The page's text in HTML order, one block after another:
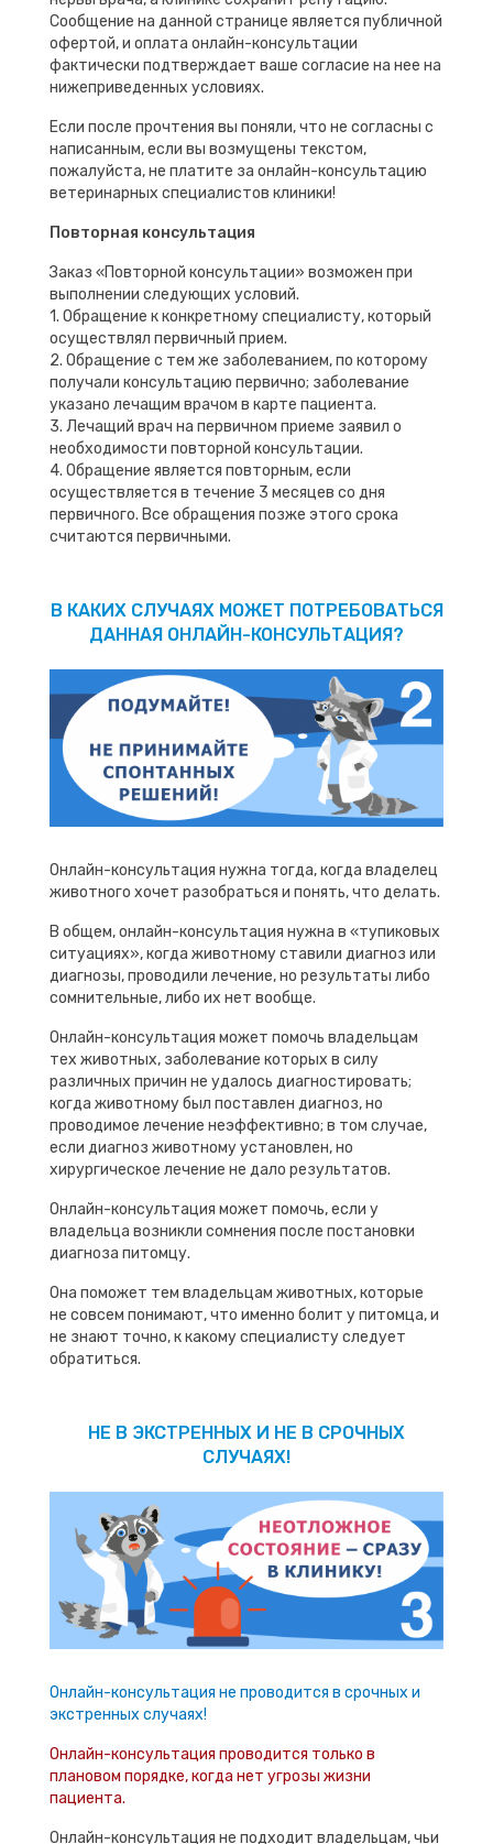
Сообщение на данной странице является публичной
офертой, и оплата онлайн-консультации
фактически подтверждает ваше согласие на нее на
нижеприведенных условиях.
Если после прочтения вы поняли, что не согласны с
написанным, если вы возмущены текстом,
пожалуйста, не платите за онлайн-консультацию
ветеринарных специалистов клиники!
Повторная консультация
Заказ «Повторной консультации» возможен при
выполнении следующих условий.
1. Обращение к конкретному специалисту, который
осуществлял первичный прием.
2. Обращение с тем же заболеванием, по которому
получали консультацию первично; заболевание
указано лечащим врачом в карте пациента.
3. Лечащий врач на первичном приеме заявил о
необходимости повторной консультации.
4. Обращение является повторным, если
осуществляется в течение 3 месяцев со дня
первичного. Все обращения позже этого срока
считаются первичными.
В КАКИХ СЛУЧАЯХ МОЖЕТ ПОТРЕБОВАТЬСЯ
ДАННАЯ ОНЛАЙН-КОНСУЛЬТАЦИЯ?
Онлайн-консультация нужна тогда, когда владелец
животного хочет разобраться и понять, что делать.
В общем, онлайн-консультация нужна в «тупиковых
ситуациях», когда животному ставили диагноз или
диагнозы, проводили лечение, но результаты либо
сомнительные, либо их нет вообще.
Онлайн-консультация может помочь владельцам
тех животных, заболевание которых в силу
различных причин не удалось диагностировать;
когда животному был поставлен диагноз, но
проводимое лечение неэффективно; в том случае,
если диагноз животному установлен, но
хирургическое лечение не дало результатов.
Онлайн-консультация может помочь, если у
владельца возникли сомнения после постановки
диагноза питомцу.
Она поможет тем владельцам животных, которые
не совсем понимают, что именно болит у питомца, и
не знают точно, к какому специалисту следует
обратиться.
НЕ В ЭКСТРЕННЫХ И НЕ В СРОЧНЫХ
СЛУЧАЯХ!
Онлайн-консультация не проводится в срочных и
экстренных случаях!
Онлайн-консультация проводится только в
плановом порядке, когда нет угрозы жизни
пациента.
Онлайн-консультация не подходит владельцам, чьи